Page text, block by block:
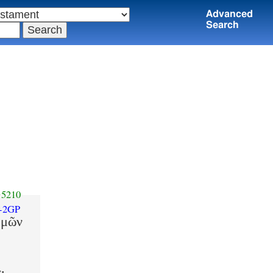
Advanced
Search
2GP